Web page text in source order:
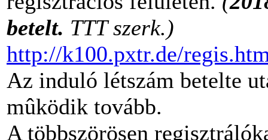
betelt. TTT szerk.)
http://k100.pxtr.de/
Az induló létszám betelte
mûködik tovább.
A többszörösen